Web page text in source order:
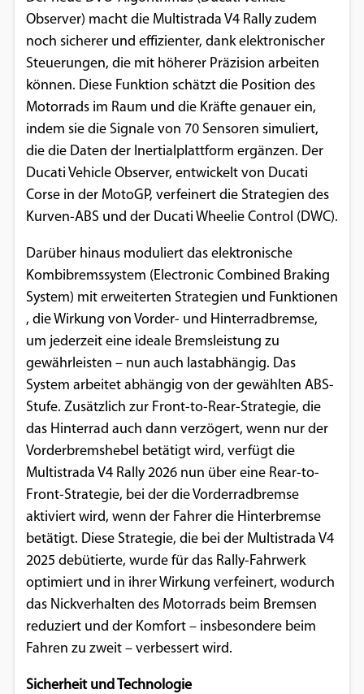
Observer) macht die Multistrada V4 Rally zudem
noch sicherer und effizienter, dank elektronischer
Steuerungen, die mit höherer Präzision arbeiten
können. Diese Funktion schätzt die Position des
Motorrads im Raum und die Kräfte genauer ein,
indem sie die Signale von 70 Sensoren simuliert,
die die Daten der Inertialplattform ergänzen. Der
Ducati Vehicle Observer, entwickelt von Ducati
Corse in der MotoGP, verfeinert die Strategien des
Kurven-ABS und der Ducati Wheelie Control (DWC).
Darüber hinaus moduliert das elektronische
Kombibremssystem (Electronic Combined Braking
System) mit erweiterten Strategien und Funktionen
, die Wirkung von Vorder- und Hinterradbremse,
um jederzeit eine ideale Bremsleistung zu
gewährleisten – nun auch lastabhängig. Das
System arbeitet abhängig von der gewählten ABS-
Stufe. Zusätzlich zur Front-to-Rear-Strategie, die
das Hinterrad auch dann verzögert, wenn nur der
Vorderbremshebel betätigt wird, verfügt die
Multistrada V4 Rally 2026 nun über eine Rear-to-
Front-Strategie, bei der die Vorderradbremse
aktiviert wird, wenn der Fahrer die Hinterbremse
betätigt. Diese Strategie, die bei der Multistrada V4
2025 debütierte, wurde für das Rally-Fahrwerk
optimiert und in ihrer Wirkung verfeinert, wodurch
das Nickverhalten des Motorrads beim Bremsen
reduziert und der Komfort – insbesondere beim
Fahren zu zweit – verbessert wird.
Sicherheit und Technologie